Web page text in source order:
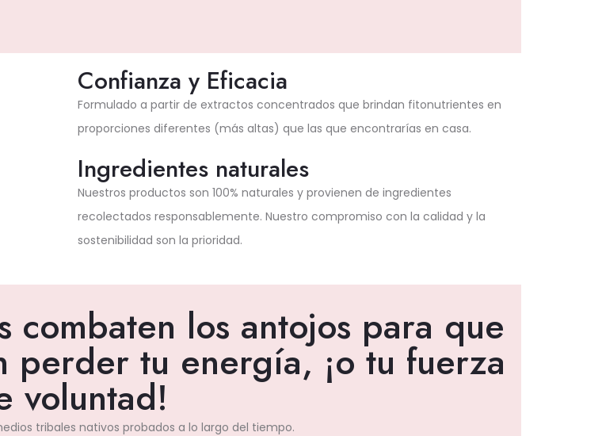
Confianza y Eficacia
Formulado a partir de extractos concentrados que brindan fitonutrientes en
proporciones diferentes (más altas) que las que encontrarías en casa.
Ingredientes naturales
Nuestros productos son 100% naturales y provienen de ingredientes
recolectados responsablemente. Nuestro compromiso con la calidad y la
sostenibilidad son la prioridad.
combaten los antojos para que
perder tu energía, ¡o tu fuerza
voluntad!
tribales nativos probados a lo largo del tiempo.